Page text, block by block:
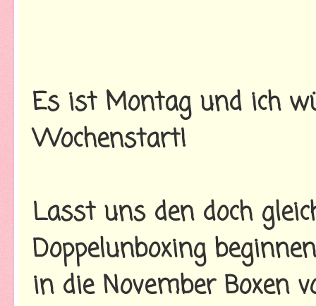
Es ist Montag und ich
Wochenstart!
Lasst uns den doch
Doppelunboxing
in die November Boxen